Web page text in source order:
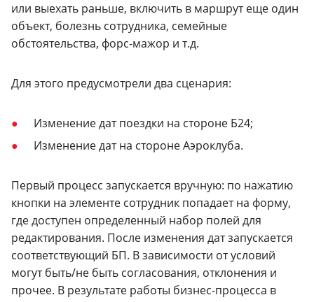
или выехать раньше, включить в маршрут еще один
объект, болезнь сотрудника, семейные
обстоятельства, форс-мажор и т.д.
Для этого предусмотрели два сценария:
Изменение дат поездки на стороне Б24;
Изменение дат на стороне Аэроклуба.
Первый процесс запускается вручную: по нажатию
кнопки на элементе сотрудник попадает на форму,
где доступен определенный набор полей для
редактирования. После изменения дат запускается
соответствующий БП. В зависимости от условий
могут быть/не быть согласования, отклонения и
прочее. В результате работы бизнес-процесса в